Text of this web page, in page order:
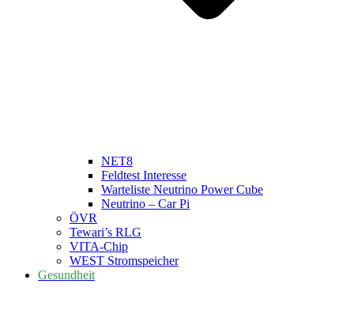
NET8
Feldtest Interesse
Warteliste Neutrino Power Cube
Neutrino – Car Pi
ÖVR
Tewari’s RLG
VITA-Chip
WEST Stromspeicher
Gesundheit